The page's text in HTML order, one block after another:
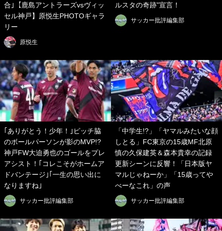
合｣【鹿島アントラーズvsヴィッ
セル神戸】原悦生PHOTOギャラ
リー
原悦生
ルスタの奇跡”宣言！
サッカー批評編集部
｢ありがとう！少年！｣ピッチ脇
のボールパーソンが影のMVP!?
神戸FW大迫勇也のゴールをプレ
アシスト！｢コレこそがホームア
ドバンテージ｣｢一生の思い出に
なりますね｣
サッカー批評編集部
「中学生!?」「ヤマルみたいな顔
しとる」FC東京の15歳MF北原
慎の久保建英＆森本貴幸の記録
更新シーンに反響！「日本版ヤ
マルじゃねーか」「15歳ってや
べーなこれ」の声
サッカー批評編集部